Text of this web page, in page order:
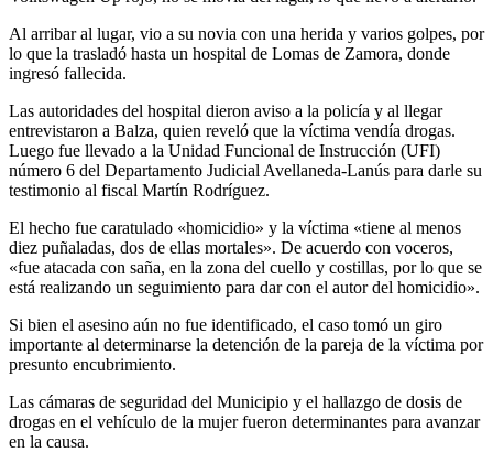
Al arribar al lugar, vio a su novia con una herida y varios golpes, por
lo que la trasladó hasta un hospital de Lomas de Zamora, donde
ingresó fallecida.
Las autoridades del hospital dieron aviso a la policía y al llegar
entrevistaron a Balza, quien reveló que la víctima vendía drogas.
Luego fue llevado a la Unidad Funcional de Instrucción (UFI)
número 6 del Departamento Judicial Avellaneda-Lanús para darle su
testimonio al fiscal Martín Rodríguez.
El hecho fue caratulado «homicidio» y la víctima «tiene al menos
diez puñaladas, dos de ellas mortales». De acuerdo con voceros,
«fue atacada con saña, en la zona del cuello y costillas, por lo que se
está realizando un seguimiento para dar con el autor del homicidio».
Si bien el asesino aún no fue identificado, el caso tomó un giro
importante al determinarse la detención de la pareja de la víctima por
presunto encubrimiento.
Las cámaras de seguridad del Municipio y el hallazgo de dosis de
drogas en el vehículo de la mujer fueron determinantes para avanzar
en la causa.